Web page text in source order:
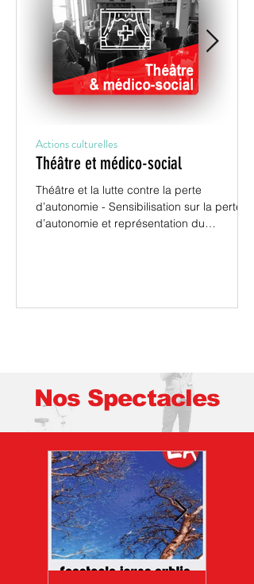
Théâtre et médico-social
Théâtre et la lutte contre la perte
d’autonomie - Sensibilisation sur la perte
d’autonomie et représentation du
Actions culturelles
Nos Spectacles